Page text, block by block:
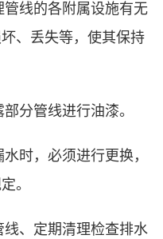
管线的各附属设施有无
、丢失等，使其保持
分管线进行油漆。
时，必须进行更换，
。
线、定期清理检查排水